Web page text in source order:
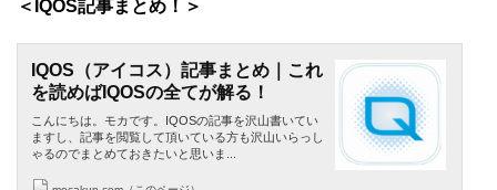
＜IQOS記事まとめ！＞
IQOS（アイコス）記事まとめ｜これ
を読めばIQOSの全てが解る！
こんにちは。モカです。IQOSの記事を沢山書いてい
ますし、記事を閲覧して頂いている方も沢山いらっし
ゃるのでまとめておきたいと思いま...